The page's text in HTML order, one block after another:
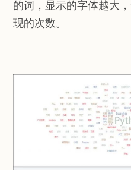
的词，显示的字体越大
现的次数。